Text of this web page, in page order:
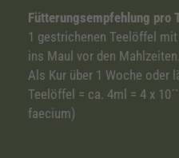
Fütterungsempfehlung pro
1 gestrichenen Teelöffel
ins Maul vor den Mahlzeiten.
Als Kur über 1 Woche oder
Teelöffel = ca. 4ml = 4 x
faecium)